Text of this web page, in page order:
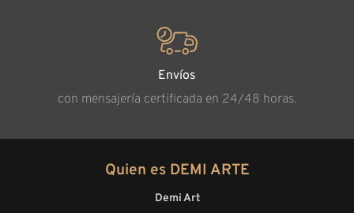
Envíos
con mensajería certificada en 24/48 horas.
Quien es DEMI ARTE
Demi Art